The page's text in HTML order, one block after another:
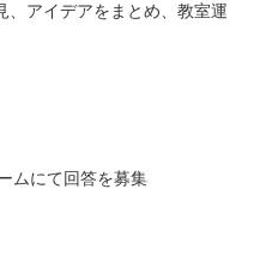
、アイデアをまとめ、教室運
ムにて回答を募集